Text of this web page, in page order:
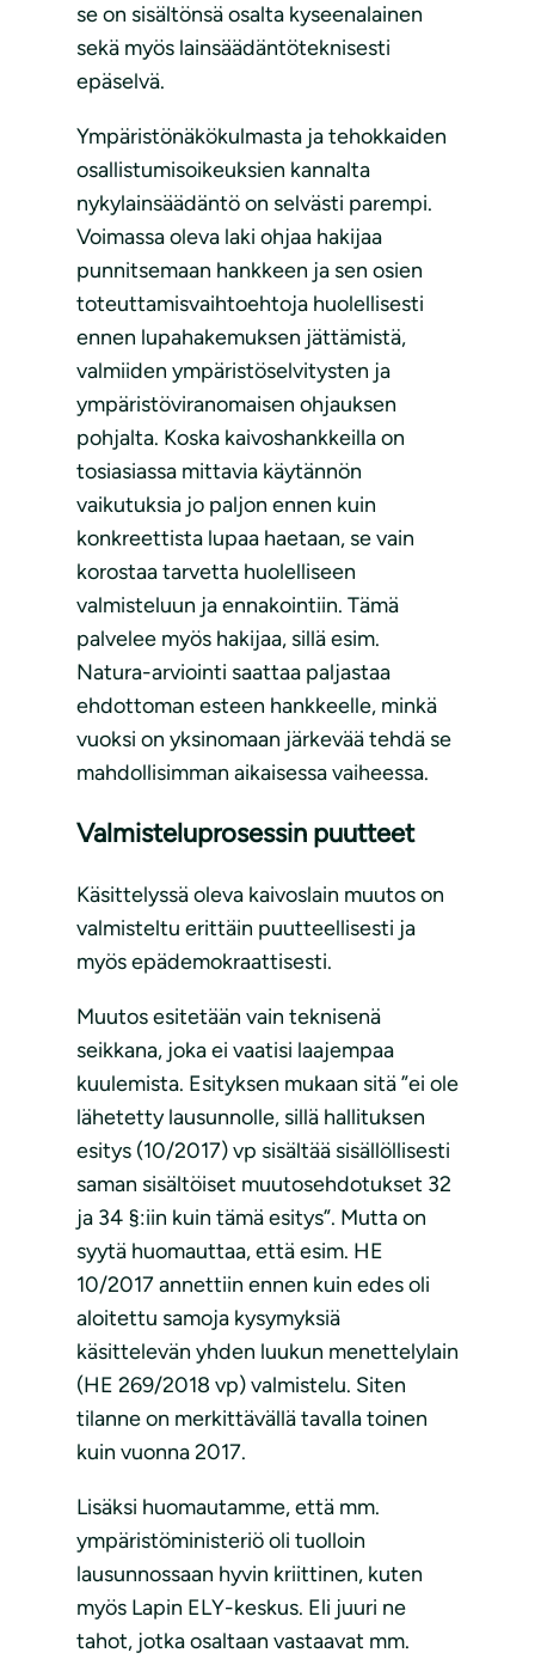
se on sisältönsä osalta kyseenalainen
sekä myös lainsäädäntöteknisesti
epäselvä.
Ympäristönäkökulmasta ja tehokkaiden
osallistumisoikeuksien kannalta
nykylainsäädäntö on selvästi parempi.
Voimassa oleva laki ohjaa hakijaa
punnitsemaan hankkeen ja sen osien
toteuttamisvaihtoehtoja huolellisesti
ennen lupahakemuksen jättämistä,
valmiiden ympäristöselvitysten ja
ympäristöviranomaisen ohjauksen
pohjalta. Koska kaivoshankkeilla on
tosiasiassa mittavia käytännön
vaikutuksia jo paljon ennen kuin
konkreettista lupaa haetaan, se vain
korostaa tarvetta huolelliseen
valmisteluun ja ennakointiin. Tämä
palvelee myös hakijaa, sillä esim.
Natura-arviointi saattaa paljastaa
ehdottoman esteen hankkeelle, minkä
vuoksi on yksinomaan järkevää tehdä se
mahdollisimman aikaisessa vaiheessa.
Valmisteluprosessin puutteet
Käsittelyssä oleva kaivoslain muutos on
valmisteltu erittäin puutteellisesti ja
myös epädemokraattisesti.
Muutos esitetään vain teknisenä
seikkana, joka ei vaatisi laajempaa
kuulemista. Esityksen mukaan sitä ”ei ole
lähetetty lausunnolle, sillä hallituksen
esitys (10/2017) vp sisältää sisällöllisesti
saman sisältöiset muutosehdotukset 32
ja 34 §:iin kuin tämä esitys”. Mutta on
syytä huomauttaa, että esim. HE
10/2017 annettiin ennen kuin edes oli
aloitettu samoja kysymyksiä
käsittelevän yhden luukun menettelylain
(HE 269/2018 vp) valmistelu. Siten
tilanne on merkittävällä tavalla toinen
kuin vuonna 2017.
Lisäksi huomautamme, että mm.
ympäristöministeriö oli tuolloin
lausunnossaan hyvin kriittinen, kuten
myös Lapin ELY-keskus. Eli juuri ne
tahot, jotka osaltaan vastaavat mm.